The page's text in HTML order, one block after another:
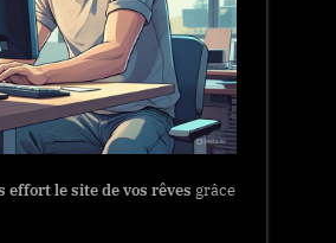
effort le site de vos rêves grâce